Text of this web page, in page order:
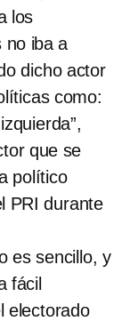
los
no iba a
dicho actor
como:
que se
político
PRI durante
es sencillo, y
fácil
electorado